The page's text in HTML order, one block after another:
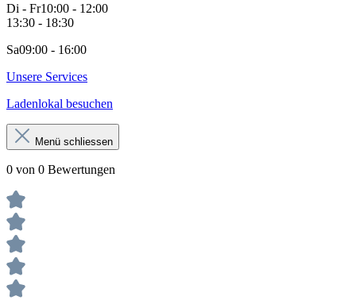
Di - Fr10:00 - 12:00
13:30 - 18:30
Sa09:00 - 16:00
Unsere Services
Ladenlokal besuchen
Menü schliessen
0 von 0 Bewertungen